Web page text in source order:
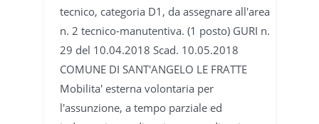
tecnico, categoria D1, da assegnare all'area
n. 2 tecnico-manutentiva. (1 posto) GURI n.
29 del 10.04.2018 Scad. 10.05.2018
COMUNE DI SANT'ANGELO LE FRATTE
Mobilita' esterna volontaria per
l'assunzione, a tempo parziale ed